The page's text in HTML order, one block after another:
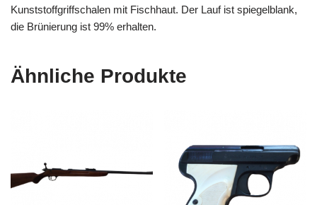
Kunststoffgriffschalen mit Fischhaut. Der Lauf ist spiegelblank,
die Brünierung ist 99% erhalten.
Ähnliche Produkte